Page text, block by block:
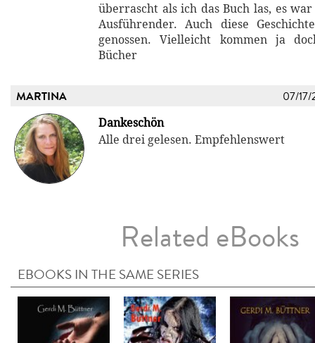
überrascht als ich das Buch las, es
Ausführender. Auch diese
genossen. Vielleicht kommen ja
Bücher
MARTINA 07/17/
Dankeschön
Alle drei gelesen. Empfehlenswert
Related eBooks
EBOOKS IN THE SAME SERIES